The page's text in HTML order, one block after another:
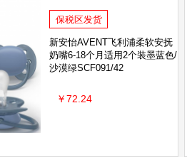
保税区发货
新安怡AVENT飞利浦柔软安抚
奶嘴6-18个月适用2个装墨蓝色/
沙漠绿SCF091/42
￥72.24